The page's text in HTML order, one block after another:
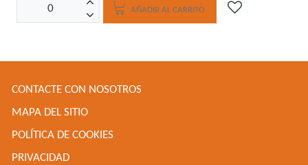
AÑADIR AL CARRITO
CONTACTE CON NOSOTROS
MAPA DEL SITIO
POLÍTICA DE COOKIES
PRIVACIDAD